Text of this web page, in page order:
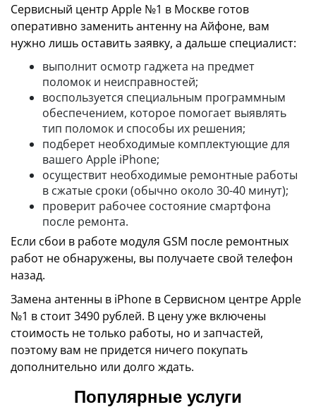
Сервисный центр Apple №1 в Москве готов
оперативно заменить антенну на Айфоне, вам
нужно лишь оставить заявку, а дальше специалист:
выполнит осмотр гаджета на предмет
поломок и неисправностей;
воспользуется специальным программным
обеспечением, которое помогает выявлять
тип поломок и способы их решения;
подберет необходимые комплектующие для
вашего Apple iPhone;
осуществит необходимые ремонтные работы
в сжатые сроки (обычно около 30-40 минут);
проверит рабочее состояние смартфона
после ремонта.
Если сбои в работе модуля GSM после ремонтных
работ не обнаружены, вы получаете свой телефон
назад.
Замена антенны в iPhone в Сервисном центре Apple
№1 в стоит 3490 рублей. В цену уже включены
стоимость не только работы, но и запчастей,
поэтому вам не придется ничего покупать
дополнительно или долго ждать.
Популярные услуги